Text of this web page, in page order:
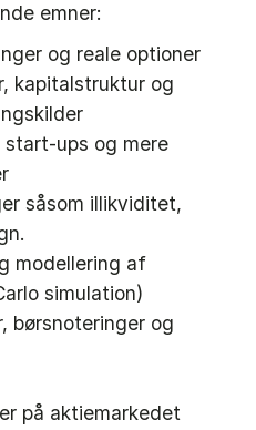
emner:
og reale optioner
kapitalstruktur og
ups og mere
såsom illikviditet,
modellering af
simulation)
børsnoteringer og
på aktiemarkedet